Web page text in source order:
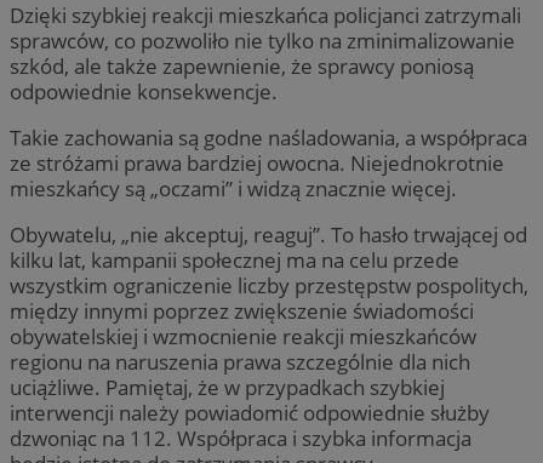
Dzięki szybkiej reakcji mieszkańca policjanci zatrzymali
sprawców, co pozwoliło nie tylko na zminimalizowanie
szkód, ale także zapewnienie, że sprawcy poniosą
odpowiednie konsekwencje.
Takie zachowania są godne naśladowania, a współpraca
ze stróżami prawa bardziej owocna. Niejednokrotnie
mieszkańcy są „oczami” i widzą znacznie więcej.
Obywatelu, „nie akceptuj, reaguj”. To hasło trwającej od
kilku lat, kampanii społecznej ma na celu przede
wszystkim ograniczenie liczby przestępstw pospolitych,
między innymi poprzez zwiększenie świadomości
obywatelskiej i wzmocnienie reakcji mieszkańców
regionu na naruszenia prawa szczególnie dla nich
uciążliwe. Pamiętaj, że w przypadkach szybkiej
interwencji należy powiadomić odpowiednie służby
dzwoniąc na 112. Współpraca i szybka informacja